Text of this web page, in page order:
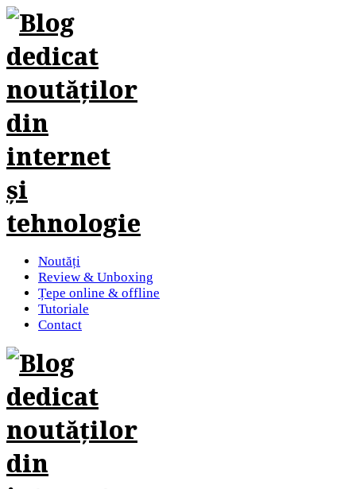
Noutăți
Review & Unboxing
Țepe online & offline
Tutoriale
Contact